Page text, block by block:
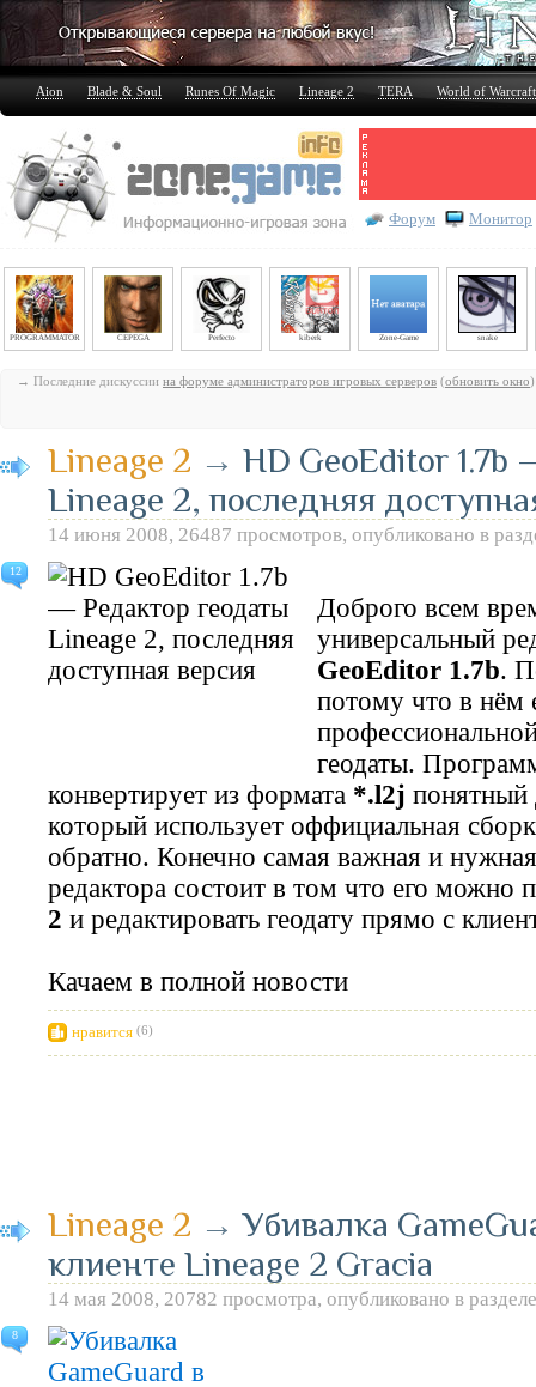
Aion Blade & Soul Runes Of Magic Lineage 2 TERA World of Warcraft
Форум Монитор
PROGRAMMATOR CEPEGA Perfecto kiberk Zone-Game snake
→ Последние дискуссии на форуме администраторов игровых серверов (обновить окно)
12
Lineage 2 → HD GeoEditor 1.7b
Lineage 2, последняя
14 июня 2008, 26487 просмотров, опубликовано в
Доброго всем
универсальный
GeoEditor 1.7b.
потому что в нём
геодаты.
конвертирует из формата *.l2j
который использует оффициальная
обратно. Конечно самая важная и
редактора состоит в том что его можно
2 и редактировать геодату прямо с
Качаем в полной новости
нравится (6)
8
Lineage 2 →Убивалка
клиенте Lineage 2 Gracia
14 мая 2008, 20782 просмотра, опубликовано в